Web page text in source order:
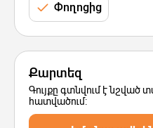
Փողոցից
Քարտեզ
Գույքը գտնվում է նշված
հատվածում: